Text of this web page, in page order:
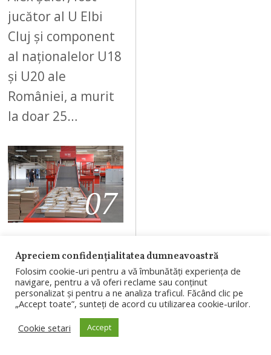
jucător al U Elbi
Cluj și component
al naționalelor U18
și U20 ale
României, a murit
la doar 25…
07
Poșta Română
a inaugurat
hubul logistic
modernizat din
Cluj-Napoca.
Apreciem confidențialitatea dumneavoastră
Folosim cookie-uri pentru a vă îmbunătăți experiența de
navigare, pentru a vă oferi reclame sau conținut
personalizat și pentru a ne analiza traficul. Făcând clic pe
„Accept toate”, sunteți de acord cu utilizarea cookie-urilor.
Cookie setari
Accept